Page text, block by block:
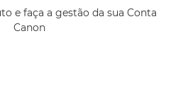
e faça a gestão da sua Conta
Canon